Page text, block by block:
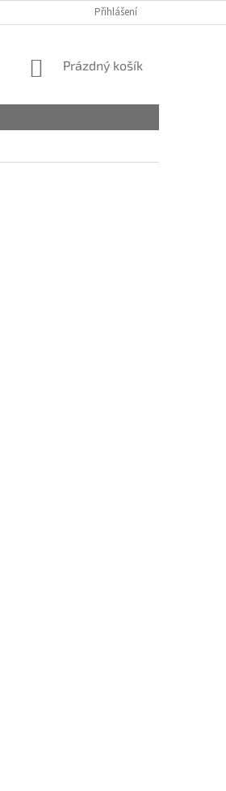
Přihlášení
NÁKUPNÍ
Prázdný košík